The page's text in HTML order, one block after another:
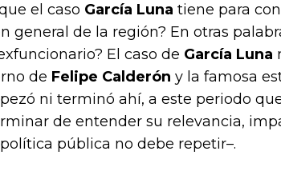
el caso García Luna tiene para
general de la región? En otras
El caso de García Luna
de Felipe Calderón y la famosa
ni terminó ahí, a este periodo
de entender su relevancia,
pública no debe repetir–.